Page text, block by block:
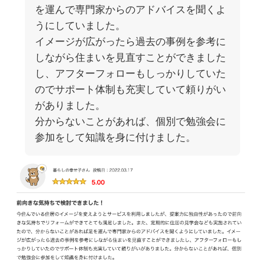
を運んで専門家からのアドバイスを聞くよ
うにしていました。
イメージが広がったら過去の事例を参考に
しながら住まいを見直すことができました
し、アフターフォローもしっかりしていた
のでサポート体制も充実していて頼りがい
がありました。
分からないことがあれば、個別で勉強会に
参加をして知識を身に付けました。